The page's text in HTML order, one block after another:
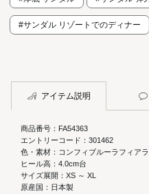
#サンダル リゾートでのディナー
アイテム説明
商品番号：FA54363
エントリーコード：301462
色・素材：コンフィブルーラフィア
ヒール高：4.0cm台
サイズ展開：XS ～ XL
原産国：日本製